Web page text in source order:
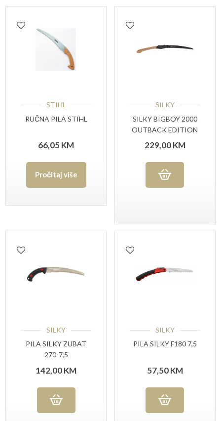
STIHL
RUČNA PILA STIHL
66,05KM
Pročitaj više
SILKY
SILKY BIGBOY 2000
OUTBACK EDITION
229,00KM
SILKY
PILA SILKY ZUBAT
270-7,5
142,00KM
SILKY
PILA SILKY F180 7,5
57,50KM